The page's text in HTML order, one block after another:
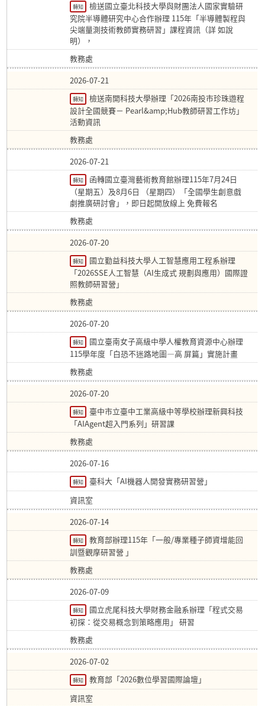
轉知
檢送國立臺北科技大學與財團法人國家實驗研
究院半導體研究中心合作辦理 115年「半導體製程與
尖端量測技術教師實務研習」課程資訊（詳 如說
明），
教務處
2026-07-21
轉知
檢送南開科技大學辦理「2026南投市珍珠遊程
設計全國競賽－ Pearl&amp;Hub教師研習工作坊」
活動資訊
教務處
2026-07-21
轉知
函轉國立臺灣藝術教育館辦理115年7月24日
（星期五）及8月6日 （星期四）「全國學生創意戲
劇推廣研討會」，即日起開放線上 免費報名
教務處
2026-07-20
轉知
國立勤益科技大學人工智慧應用工程系辦理
「2026SSE人工智慧（AI生成式 規劃與應用）國際證
照教師研習營」
教務處
2026-07-20
轉知
國立臺南女子高級中學人權教育資源中心辦理
115學年度「白恐不迷路地圖—高 屏篇」實施計畫
教務處
2026-07-20
轉知
臺中市立臺中工業高級中等學校辦理新興科技
「AIAgent超入門系列」研習課
教務處
2026-07-16
轉知
臺科大「AI機器人開發實務研習營」
資訊室
2026-07-14
轉知
教育部辦理115年「一般/專業種子師資增能回
訓暨觀摩研習營 」
教務處
2026-07-09
轉知
國立虎尾科技大學財務金融系辦理「程式交易
初探：從交易概念到策略應用」 研習
教務處
2026-07-02
轉知
教育部「2026數位學習國際論壇」
資訊室